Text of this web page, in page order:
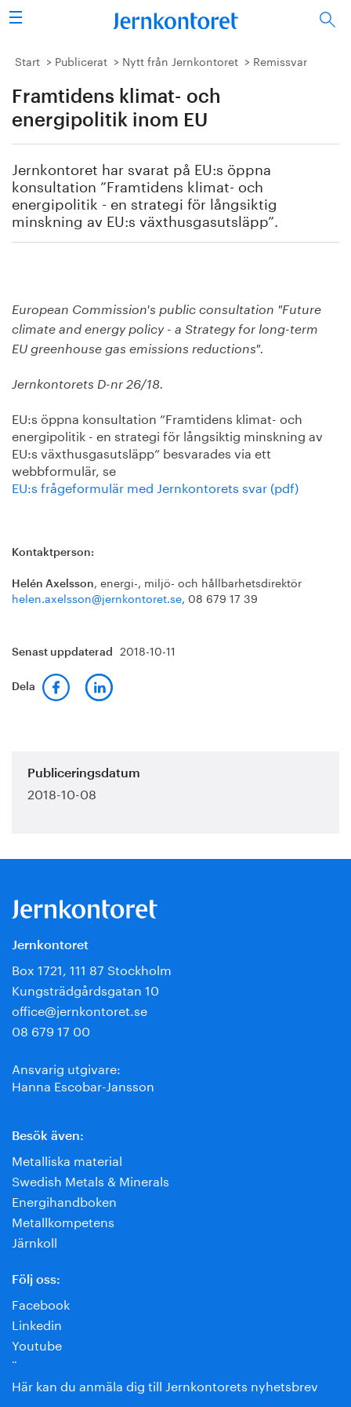
Sök
Stålindustrin
Vision 2050
Energi/miljö
Vi tycker
Om oss
Start Publicerat Nytt från Jernkontoret Remissvar
Framtidens klimat- och
energipolitik inom EU
Jernkontoret har svarat på EU:s öppna
konsultation ”Framtidens klimat- och
energipolitik - en strategi för långsiktig
minskning av EU:s växthusgasutsläpp”.
European Commission's public consultation "Future
climate and energy policy - a Strategy for long-term
EU greenhouse gas emissions reductions".
Jernkontorets D-nr 26/18.
EU:s öppna konsultation ”Framtidens klimat- och
energipolitik - en strategi för långsiktig minskning av
EU:s växthusgasutsläpp” besvarades via ett
webbformulär, se
EU:s frågeformulär med Jernkontorets svar (pdf)
Kontaktperson:
Helén Axelsson, energi-, miljö- och hållbarhetsdirektör
helen.axelsson@jernkontoret.se, 08 679 17 39
Senast uppdaterad 2018-10-11
Dela
Publiceringsdatum
2018-10-08
Jernkontoret
Box 1721, 111 87 Stockholm
Kungsträdgårdsgatan 10
office@jernkontoret.se
08 679 17 00
Ansvarig utgivare:
Hanna Escobar-Jansson
Besök även:
Metalliska material
Swedish Metals & Minerals
Energihandboken
Metallkompetens
Järnkoll
Följ oss:
Facebook
Linkedin
Youtube
¨
Här kan du anmäla dig till Jernkontorets nyhetsbrev